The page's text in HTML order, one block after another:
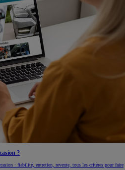
?
: fiabilité, entretien, revente, tous les critères pour faire